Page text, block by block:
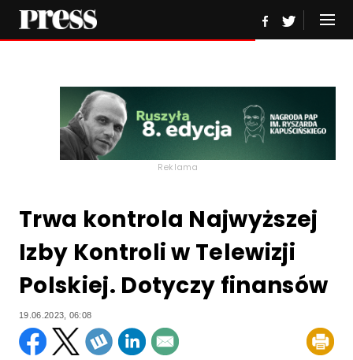
Reklama
Trwa kontrola Najwyższej
Izby Kontroli w Telewizji
Polskiej. Dotyczy finansów
19.06.2023, 06:08